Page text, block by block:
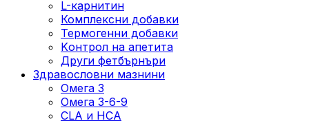
L-карнитин
Комплексни добавки
Термогенни добавки
Kонтрол на апетита
Други фетбърнъри
Здравословни мазнини
Омега 3
Омега 3-6-9
CLA и HCA